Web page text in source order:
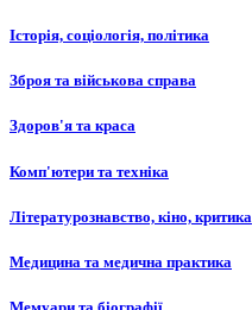
Історія, соціологія, політика
Зброя та військова справа
Здоров'я та краса
Комп'ютери та техніка
Літературознавство, кіно, критика
Медицина та медична практика